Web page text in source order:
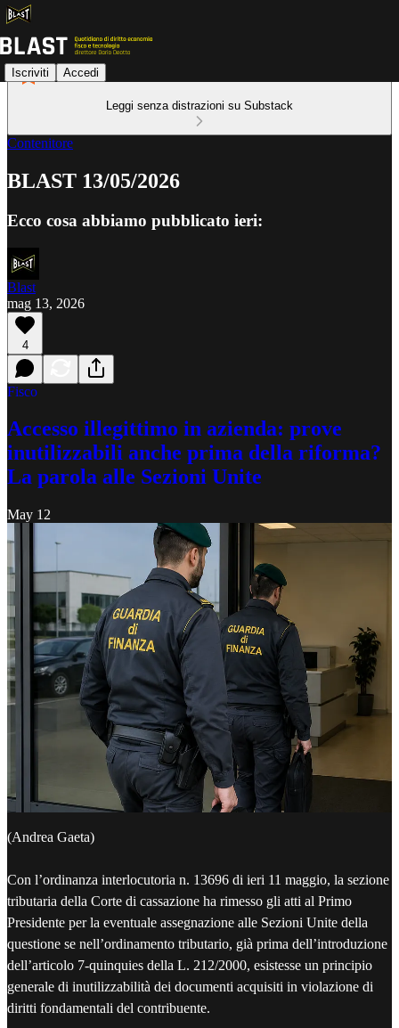
Iscriviti Accedi
Leggi senza distrazioni su Substack
Contenitore
BLAST 13/05/2026
Ecco cosa abbiamo pubblicato ieri:
Blast
mag 13, 2026
4
Fisco
Accesso illegittimo in azienda: prove
inutilizzabili anche prima della riforma?
La parola alle Sezioni Unite
May 12
(Andrea Gaeta)
Con l’ordinanza interlocutoria n. 13696 di ieri 11 maggio, la sezione
tributaria della Corte di cassazione ha rimesso gli atti al Primo
Presidente per la eventuale assegnazione alle Sezioni Unite della
questione se nell’ordinamento tributario, già prima dell’introduzione
dell’articolo 7-quinquies della L. 212/2000, esistesse un principio
generale di inutilizzabilità dei documenti acquisiti in violazione di
diritti fondamentali del contribuente.